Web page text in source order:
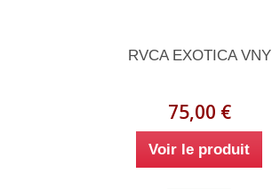
RVCA EXOTICA VNY
75,00 €
Voir le produit